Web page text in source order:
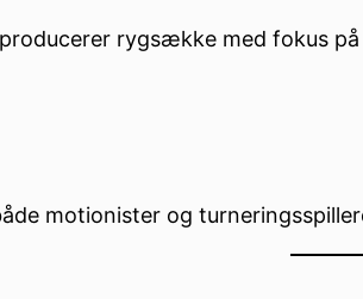
rygsække med fokus
motionister og